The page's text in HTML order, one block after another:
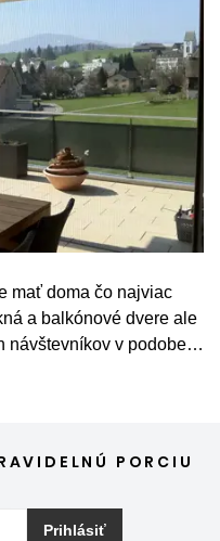
mať doma čo najviac
a balkónové dvere ale
návštevníkov v podobe
zároveň nijako neruší
len minimálnu
alergie, môžete zvoliť
PORCIU
Prihlásiť